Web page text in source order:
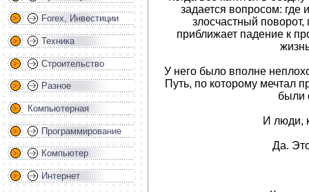
Forex, Инвестиции
Техника
Строительство
Разное
Компьютерная
Программирование
Компьютер
Интернет
задается вопросом: где
злосчастный
приближает падение к
У него было вполне
Путь, по которому мечтал
были
И люди,
Да.